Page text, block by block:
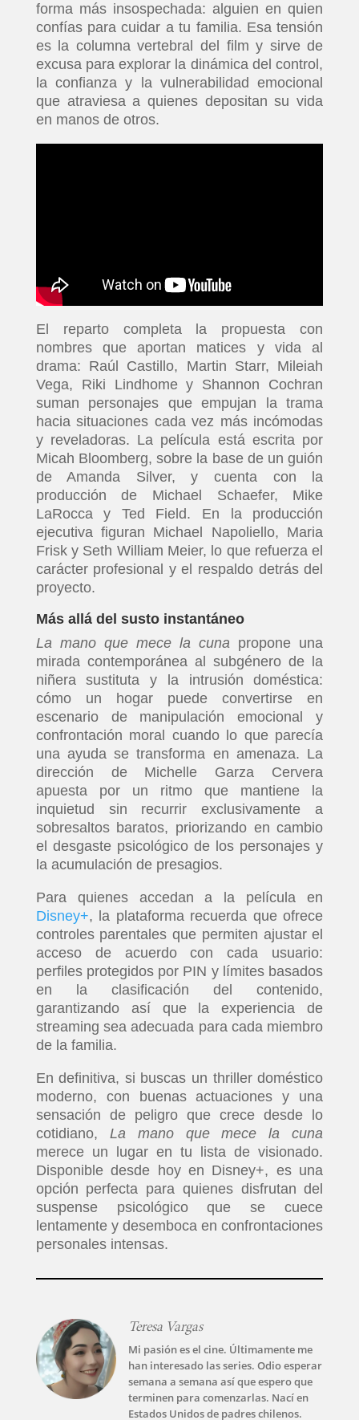
forma más insospechada: alguien en quien
confías para cuidar a tu familia. Esa tensión
es la columna vertebral del film y sirve de
excusa para explorar la dinámica del control,
la confianza y la vulnerabilidad emocional
que atraviesa a quienes depositan su vida
en manos de otros.
El reparto completa la propuesta con
nombres que aportan matices y vida al
drama: Raúl Castillo, Martin Starr, Mileiah
Vega, Riki Lindhome y Shannon Cochran
suman personajes que empujan la trama
hacia situaciones cada vez más incómodas
y reveladoras. La película está escrita por
Micah Bloomberg, sobre la base de un guión
de Amanda Silver, y cuenta con la
producción de Michael Schaefer, Mike
LaRocca y Ted Field. En la producción
ejecutiva figuran Michael Napoliello, Maria
Frisk y Seth William Meier, lo que refuerza el
carácter profesional y el respaldo detrás del
proyecto.
Más allá del susto instantáneo
La mano que mece la cuna propone una
mirada contemporánea al subgénero de la
niñera sustituta y la intrusión doméstica:
cómo un hogar puede convertirse en
escenario de manipulación emocional y
confrontación moral cuando lo que parecía
una ayuda se transforma en amenaza. La
dirección de Michelle Garza Cervera
apuesta por un ritmo que mantiene la
inquietud sin recurrir exclusivamente a
sobresaltos baratos, priorizando en cambio
el desgaste psicológico de los personajes y
la acumulación de presagios.
Para quienes accedan a la película en
Disney+, la plataforma recuerda que ofrece
controles parentales que permiten ajustar el
acceso de acuerdo con cada usuario:
perfiles protegidos por PIN y límites basados
en la clasificación del contenido,
garantizando así que la experiencia de
streaming sea adecuada para cada miembro
de la familia.
En definitiva, si buscas un thriller doméstico
moderno, con buenas actuaciones y una
sensación de peligro que crece desde lo
cotidiano, La mano que mece la cuna
merece un lugar en tu lista de visionado.
Disponible desde hoy en Disney+, es una
opción perfecta para quienes disfrutan del
suspense psicológico que se cuece
lentamente y desemboca en confrontaciones
personales intensas.
Teresa Vargas
Mi pasión es el cine. Últimamente me
han interesado las series. Odio esperar
semana a semana así que espero que
terminen para comenzarlas. Nací en
Estados Unidos de padres chilenos.